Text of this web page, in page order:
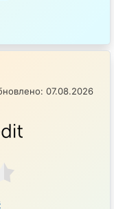
07.08.2026